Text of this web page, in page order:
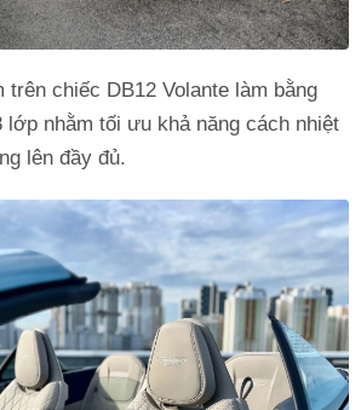
trên chiếc DB12 Volante làm bằng
lớp nhằm tối ưu khả năng cách nhiệt
lên đầy đủ.